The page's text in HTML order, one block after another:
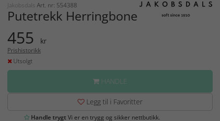
Jakobsdals Art. nr: 554388
Putetrekk Herringbone
455 kr
Prishistorikk
Utsolgt
HANDLE
Legg til i Favoritter
Handle trygtVi er en trygg og sikker nettbutikk.